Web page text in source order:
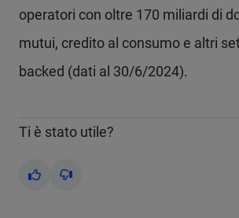
operatori con oltre 170 miliardi di
mutui, credito al consumo e altri
backed (dati al 30/6/2024).
Ti è stato utile?
Yes No